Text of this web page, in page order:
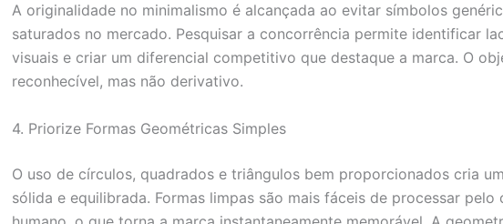
A originalidade no minimalismo é alcançada ao evitar símbolos
saturados no mercado. Pesquisar a concorrência permite identificar
visuais e criar um diferencial competitivo que destaque a marca. O
reconhecível, mas não derivativo.
4. Priorize Formas Geométricas Simples
O uso de círculos, quadrados e triângulos bem proporcionados cria
sólida e equilibrada. Formas limpas são mais fáceis de processar pelo